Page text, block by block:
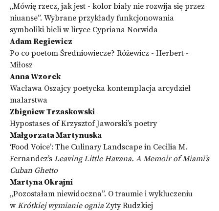
„Mówię rzecz, jak jest - kolor biały nie rozwija się przez
niuanse”. Wybrane przykłady funkcjonowania
symboliki bieli w liryce Cypriana Norwida
Adam Regiewicz
Po co poetom Średniowiecze? Różewicz - Herbert -
Miłosz
Anna Wzorek
Wacława Oszajcy poetycka kontemplacja arcydzieł
malarstwa
Zbigniew Trzaskowski
Hypostases of Krzysztof Jaworski’s poetry
Małgorzata Martynuska
‘Food Voice’: The Culinary Landscape in Cecilia M.
Fernandez’s Leaving Little Havana. A Memoir of Miami’s
Cuban Ghetto
Martyna Okrajni
„Pozostałam niewidoczna”. O traumie i wykluczeniu
w Krótkiej wymianie ognia Zyty Rudzkiej